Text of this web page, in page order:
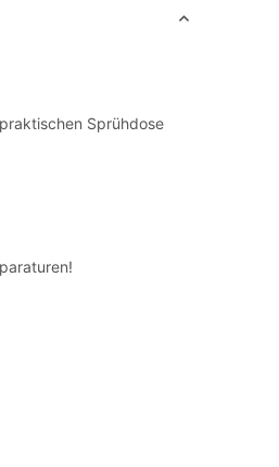
Sprühdose